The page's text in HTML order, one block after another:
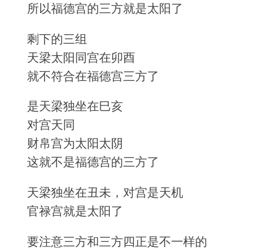
所以福德宫的三方就是太阳了
剩下的三组
天梁太阳同宫在卯酉
就不符合在福德宫三方了
是天梁独坐在巳亥
对宫天同
财帛宫为太阳太阴
这就不是福德宫的三方了
天梁独坐在丑未，对宫是天机
官禄宫就是太阳了
要注意三方和三方四正是不一样的